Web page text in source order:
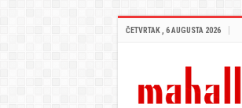
ČETVRTAK , 6 AUGUSTA 2026